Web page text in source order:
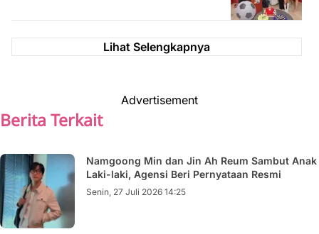
Lihat Selengkapnya
Advertisement
Berita Terkait
Namgoong Min dan Jin Ah Reum Sambut Anak
Laki-laki, Agensi Beri Pernyataan Resmi
Senin, 27 Juli 2026 14:25